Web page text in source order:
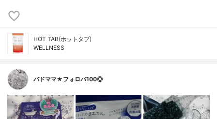
HOT TAB(ホットタブ)
WELLNESS
バドママ★フォロバ100◎